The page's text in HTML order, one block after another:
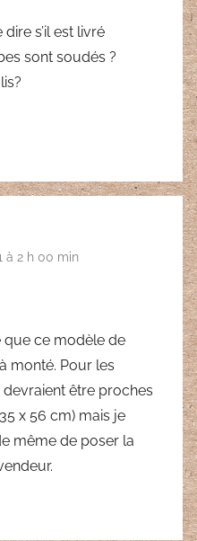
s’il est livré
sont soudés ?
à 2 h 00 min
que ce modèle de
monté. Pour les
être proches
x 56 cm) mais je
même de poser la